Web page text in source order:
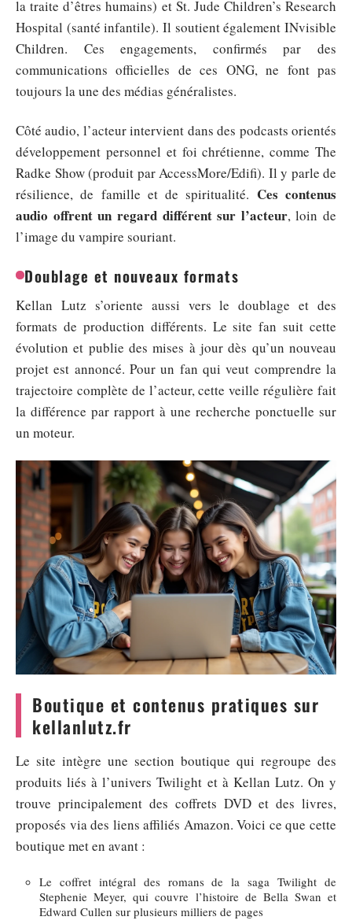
la traite d’êtres humains) et St. Jude Children’s Research
Hospital (santé infantile). Il soutient également INvisible
Children. Ces engagements, confirmés par des
communications officielles de ces ONG, ne font pas
toujours la une des médias généralistes.
Côté audio, l’acteur intervient dans des podcasts orientés
développement personnel et foi chrétienne, comme The
Radke Show (produit par AccessMore/Edifi). Il y parle de
résilience, de famille et de spiritualité. Ces contenus
audio offrent un regard différent sur l’acteur, loin de
l’image du vampire souriant.
Doublage et nouveaux formats
Kellan Lutz s’oriente aussi vers le doublage et des
formats de production différents. Le site fan suit cette
évolution et publie des mises à jour dès qu’un nouveau
projet est annoncé. Pour un fan qui veut comprendre la
trajectoire complète de l’acteur, cette veille régulière fait
la différence par rapport à une recherche ponctuelle sur
un moteur.
Boutique et contenus pratiques sur
kellanlutz.fr
Le site intègre une section boutique qui regroupe des
produits liés à l’univers Twilight et à Kellan Lutz. On y
trouve principalement des coffrets DVD et des livres,
proposés via des liens affiliés Amazon. Voici ce que cette
boutique met en avant :
Le coffret intégral des romans de la saga Twilight de
Stephenie Meyer, qui couvre l’histoire de Bella Swan et
Edward Cullen sur plusieurs milliers de pages